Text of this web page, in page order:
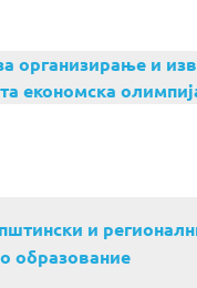
организирање и
економска
и
образование